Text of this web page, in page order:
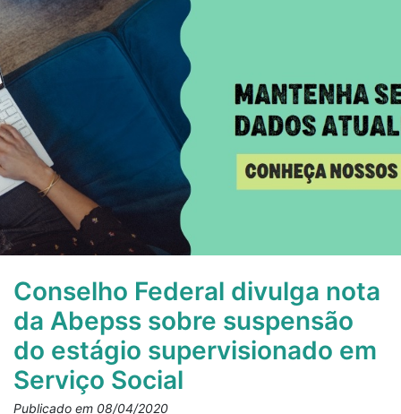
Conselho Federal divulga nota
da Abepss sobre suspensão
do estágio supervisionado em
Serviço Social
Publicado em 08/04/2020